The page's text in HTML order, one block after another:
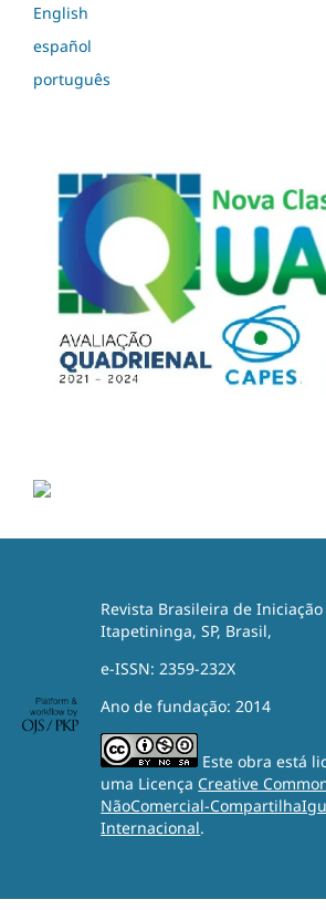
English
español
português
Revista Brasileira de
Itapetininga, SP, Brasil,
e-ISSN: 2359-232X
Ano de fundação: 2014
Este obra está
uma Licença Creative
NãoComercial-
Internacional.